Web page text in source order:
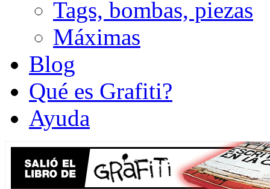
Tags, bombas, piezas
Máximas
Blog
Qué es Grafiti?
Ayuda